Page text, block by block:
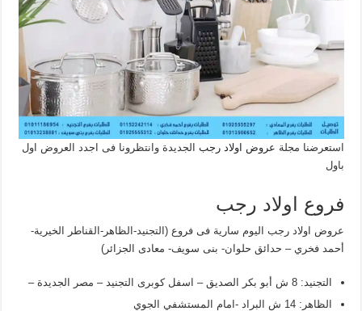
استعرضنا مجلة عروض اولاد رجبالجديدة وانتظرونا فى اجدد العروض اول
باول
فروع اولاد رجب
عروض اولاد رجب اليوم سارية فى فروع (التجنيد-الظاهر-القناطر الخيرية-
أحمد فخري – حدائق حلوان- بنى سويف- معادى الجزائر)
التجنيد: 8 ش أبو بكر الصديق – اسفل كوبرى التجنيد – مصر الجديدة –
الظاهر: 14 ش البراد -امام المستشفي الجوي